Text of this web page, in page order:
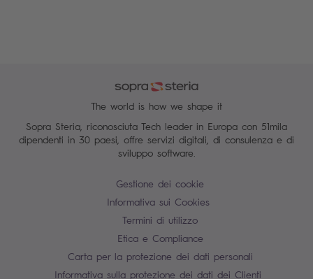
The world is how we shape it
Sopra Steria, riconosciuta Tech leader in Europa con 51mila
dipendenti in 30 paesi, offre servizi digitali, di consulenza e di
sviluppo software.
Gestione dei cookie
Informativa sui Cookies
Termini di utilizzo
Etica e Compliance
Carta per la protezione dei dati personali
Informativa sulla protezione dei dati dei Clienti